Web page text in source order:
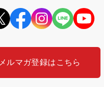
メルマガ登録はこちら